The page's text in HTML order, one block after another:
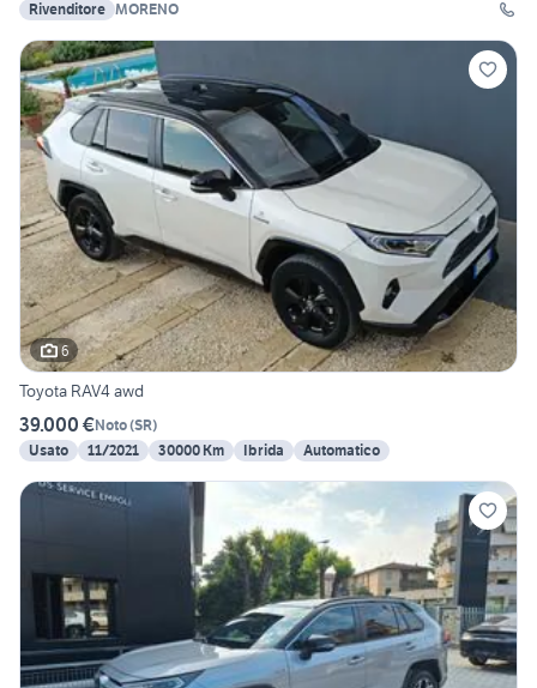
Rivenditore MORENO
6
Toyota RAV4 awd
39.000 €Noto(SR)
Usato
11/2021 30000 Km Ibrida Automatico